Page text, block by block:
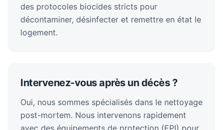
des protocoles biocides stricts pour
décontaminer, désinfecter et remettre en état le
logement.
Intervenez-vous après un décès ?
Oui, nous sommes spécialisés dans le nettoyage
post-mortem. Nous intervenons rapidement
avec des équipements de protection (EPI) pour